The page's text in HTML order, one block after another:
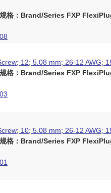
格：Brand/Series FXP
12; 5.08 mm; 26-12 AWG;
格：Brand/Series FXP
10; 5.08 mm; 26-12 AWG;
格：Brand/Series FXP